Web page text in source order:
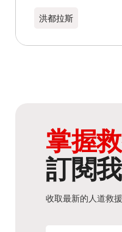
洪都拉斯​
掌握
訂閱
收取最新的人道救